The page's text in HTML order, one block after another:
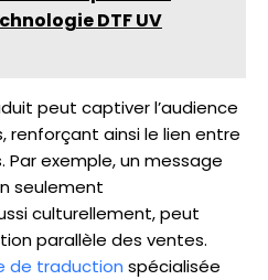
DTF UV
peut captiver l’audience
ainsi le lien entre
Par exemple, un message
seulement
culturellement, peut
parallèle des ventes.
de traduction spécialisée